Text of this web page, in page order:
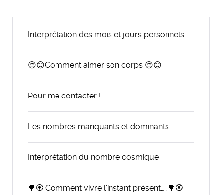
Interprétation des mois et jours personnels
😔😊Comment aimer son corps 😔😊
Pour me contacter !
Les nombres manquants et dominants
Interprétation du nombre cosmique
🌳🏵️ Comment vivre l'instant présent……🌳🏵️